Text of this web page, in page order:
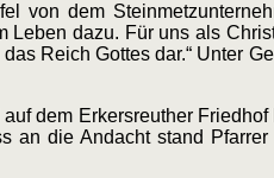
von dem
Leben dazu. Für uns als
Reich Gottes dar.“ Unter
dem Erkersreuther
an die Andacht stand